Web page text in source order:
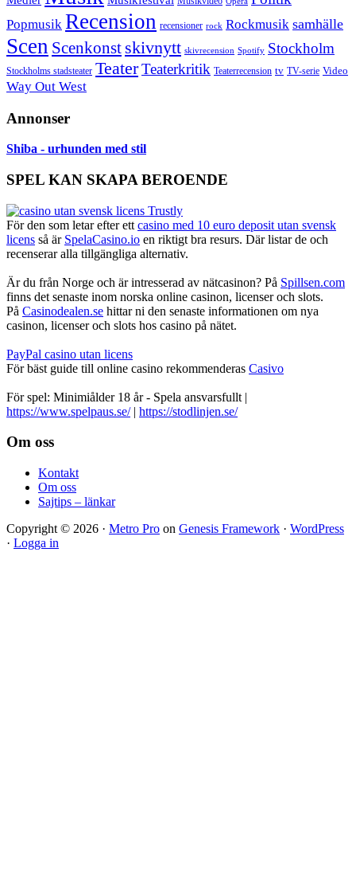
Popmusik Recension recensioner rock Rockmusik samhälle
Scen Scenkonst skivnytt skivrecension Spotify Stockholm
Stockholms stadsteater TeaterTeaterkritik Teaterrecension tv TV-serie Video
Way Out West
Annonser
Shiba - urhunden med stil
SPEL KAN SKAPA BEROENDE
För den som letar efter ett casino med 10 euro deposit utan svensk
licens så är SpelaCasino.io en riktigt bra resurs. Där listar de och
recenserar alla tillgängliga alternativ.
Är du från Norge och är intresserad av nätcasinon? På Spillsen.com
finns det senaste inom norska online casinon, licenser och slots.
På Casinodealen.se hittar ni den senaste informationen om nya
casinon, licenser och slots hos casino på nätet.
PayPal casino utan licens
För bäst guide till online casino rekommenderas Casivo
För spel: Minimiålder 18 år - Spela ansvarsfullt |
https://www.spelpaus.se/| https://stodlinjen.se/
Footer
Om oss
Kontakt
Om oss
Sajtips – länkar
Copyright © 2026 · Metro Pro on Genesis Framework · WordPress
· Logga in